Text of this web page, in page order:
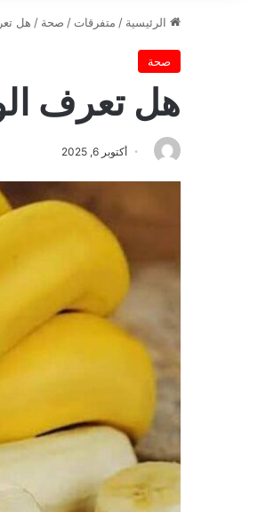
الرئيسية / متفرقات / صحة / هل
صحة
هل تعرف
أكتوبر 6, 2025